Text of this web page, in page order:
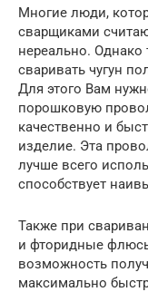
Многие люди,
сварщиками
нереально.
сваривать чугун
Для этого Вам
порошковую
качественно и
изделие. Эта
лучше всего
способствует
Также при
и фторидные
возможность
максимально